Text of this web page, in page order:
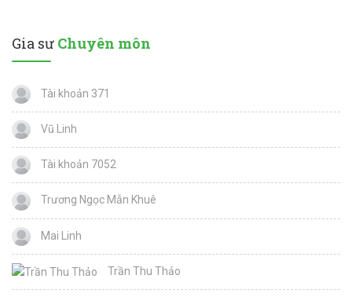
Gia sư Chuyên môn
Tài khoản 371
Vũ Linh
Tài khoản 7052
Trương Ngọc Mẫn Khuê
Mai Linh
Trần Thu Thảo